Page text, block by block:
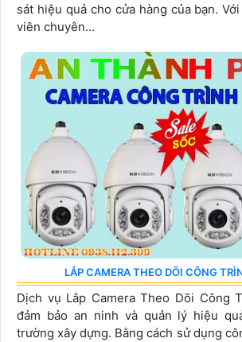
sát hiệu quả cho cửa hàng của bạn.
viên chuyên...
LẮP CAMERA THEO DÕI CÔNG
Dịch vụ Lắp Camera Theo Dõi Công
đảm bảo an ninh và quản lý hiệu
trường xây dựng. Bằng cách sử dụng